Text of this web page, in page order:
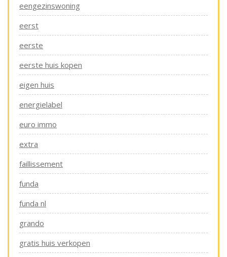
eengezinswoning
eerst
eerste
eerste huis kopen
eigen huis
energielabel
euro immo
extra
faillissement
funda
funda nl
grando
gratis huis verkopen